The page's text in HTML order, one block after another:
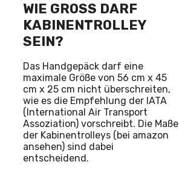
WIE GROSS DARF K
ABINENTROLLEY S
EIN?
Das Handgepäck darf eine
maximale Größe von 56 cm x 45
cm x 25 cm nicht überschreiten,
wie es die Empfehlung der IATA
(International Air Transport
Assoziation) vorschreibt. Die Maße
der Kabinentrolleys (bei amazon
ansehen) sind dabei
entscheidend.